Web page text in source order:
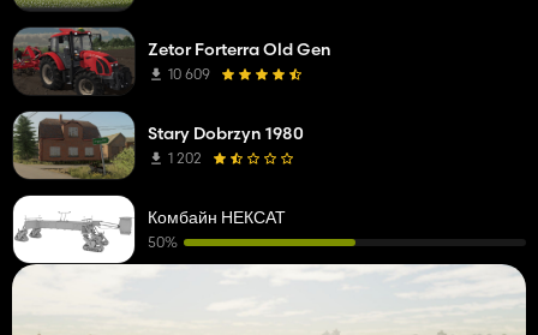
Zetor Forterra Old Gen
10 609
Stary Dobrzyn 1980
1 202
Комбайн НЕКСАТ
50%